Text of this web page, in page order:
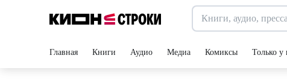
Главная Книги Аудио Медиа Комиксы Только у